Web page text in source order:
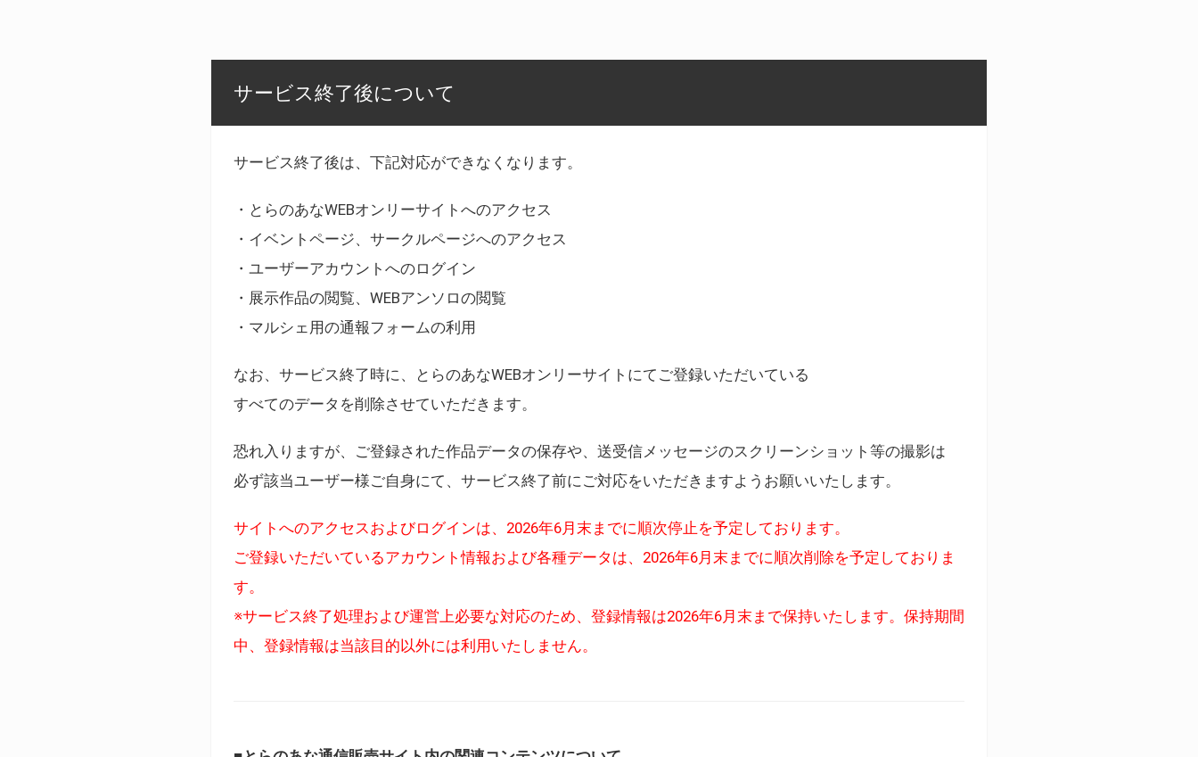
サービス終了後について
サービス終了後は、下記対応ができなくなります。
・とらのあなWEBオンリーサイトへのアクセス
・イベントページ、サークルページへのアクセス
・ユーザーアカウントへのログイン
・展示作品の閲覧、WEBアンソロの閲覧
・マルシェ用の通報フォームの利用
なお、サービス終了時に、とらのあなWEBオンリーサイトにてご登録いただいている
すべてのデータを削除させていただきます。
恐れ入りますが、ご登録された作品データの保存や、送受信メッセージのスクリーンショット等の撮影は
必ず該当ユーザー様ご自身にて、サービス終了前にご対応をいただきますようお願いいたします。
サイトへのアクセスおよびログインは、2026年6月末までに順次停止を予定しております。
ご登録いただいているアカウント情報および各種データは、2026年6月末までに順次削除を予定しておりま
す。
※サービス終了処理および運営上必要な対応のため、登録情報は2026年6月末まで保持いたします。保持期間
中、登録情報は当該目的以外には利用いたしません。